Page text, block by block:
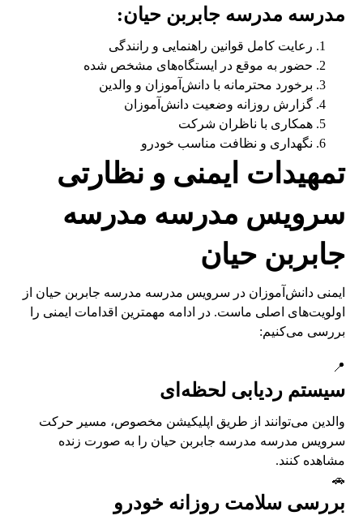
مدرسه مدرسه جابربن حیان:
رعایت کامل قوانین راهنمایی و رانندگی
حضور به موقع در ایستگاه‌های مشخص شده
برخورد محترمانه با دانش‌آموزان و والدین
گزارش روزانه وضعیت دانش‌آموزان
همکاری با ناظران شرکت
نگهداری و نظافت مناسب خودرو
تمهیدات ایمنی و نظارتی
سرویس مدرسه مدرسه
جابربن حیان
ایمنی دانش‌آموزان در سرویس مدرسه مدرسه جابربن حیان از
اولویت‌های اصلی ماست. در ادامه مهمترین اقدامات ایمنی را
بررسی می‌کنیم:
📍
سیستم ردیابی لحظه‌ای
والدین می‌توانند از طریق اپلیکیشن مخصوص، مسیر حرکت
سرویس مدرسه مدرسه جابربن حیان را به صورت زنده
مشاهده کنند.
🚗
بررسی سلامت روزانه خودرو